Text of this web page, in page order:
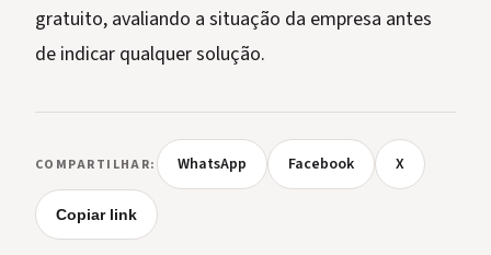
gratuito, avaliando a situação da empresa antes
de indicar qualquer solução.
COMPARTILHAR: WhatsApp Facebook X
Copiar link